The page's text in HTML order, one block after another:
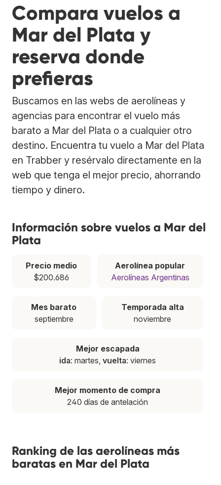
Compara vuelos a
Mar del Plata y
reserva donde
prefieras
Buscamos en las webs de aerolíneas y
agencias para encontrar el vuelo más
barato a Mar del Plata o a cualquier otro
destino. Encuentra tu vuelo a Mar del Plata
en Trabber y resérvalo directamente en la
web que tenga el mejor precio, ahorrando
tiempo y dinero.
Información sobre vuelos a Mar del
Plata
Precio medio
$200.686
Aerolínea popular
Aerolíneas Argentinas
Mes barato
septiembre
Temporada alta
noviembre
Mejor escapada
ida: martes, vuelta: viernes
Mejor momento de compra
240 días de antelación
Ranking de las aerolíneas más
baratas en Mar del Plata